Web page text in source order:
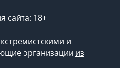
сайта: 18+
и
организации из